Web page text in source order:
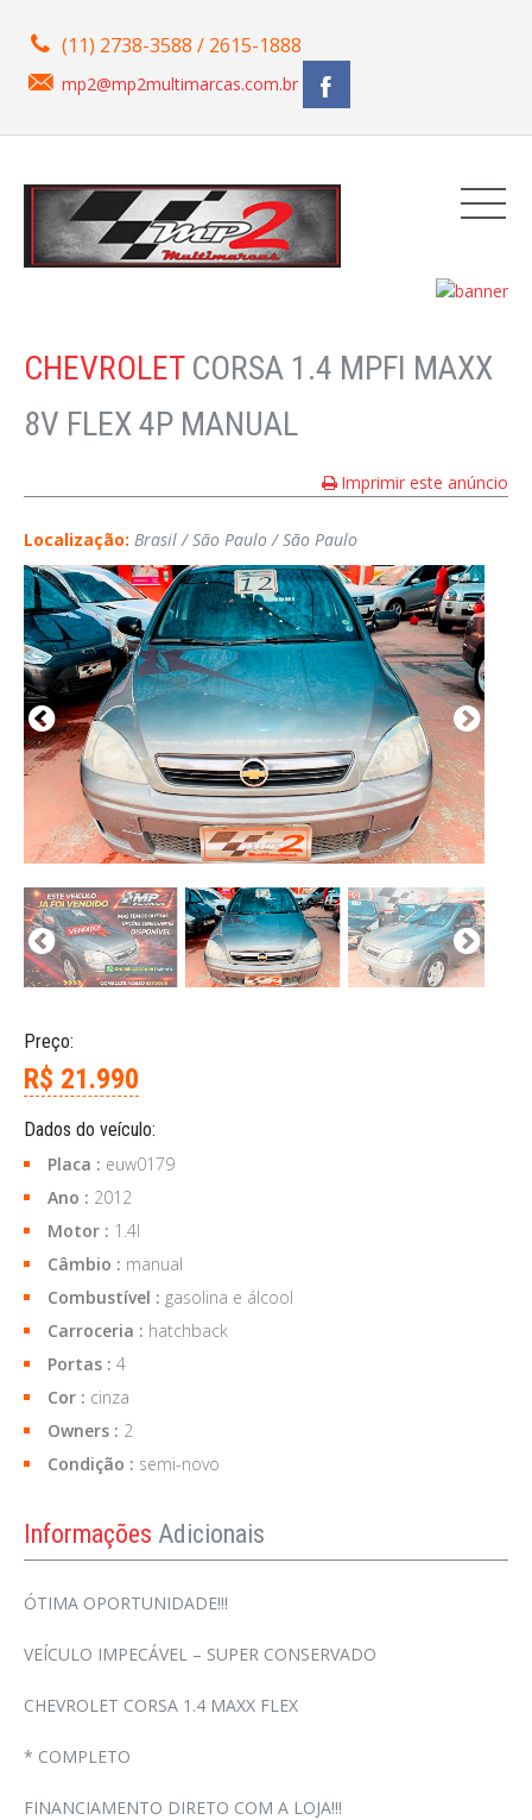
(11) 2738-3588 / 2615-1888
mp2@mp2multimarcas.com.br
CHEVROLET CORSA 1.4 MPFI MAXX
8V FLEX 4P MANUAL
Imprimir este anúncio
Localização: Brasil / São Paulo / São Paulo
Preço:
R$ 21.990
Dados do veículo:
Placa : euw0179
Ano : 2012
Motor : 1.4l
Câmbio : manual
Combustível : gasolina e álcool
Carroceria : hatchback
Portas : 4
Cor : cinza
Owners : 2
Condição : semi-novo
Informações Adicionais
ÓTIMA OPORTUNIDADE!!!
VEÍCULO IMPECÁVEL – SUPER CONSERVADO
CHEVROLET CORSA 1.4 MAXX FLEX
* COMPLETO
FINANCIAMENTO DIRETO COM A LOJA!!!